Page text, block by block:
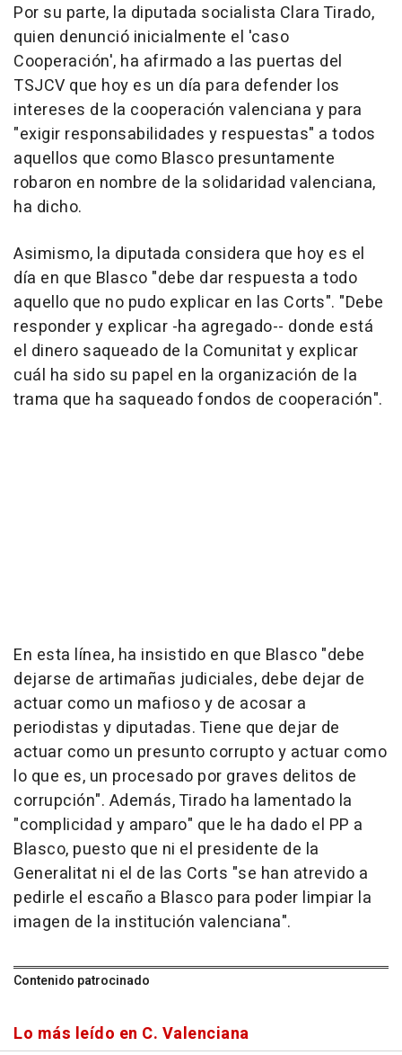
Por su parte, la diputada socialista Clara Tirado,
quien denunció inicialmente el 'caso
Cooperación', ha afirmado a las puertas del
TSJCV que hoy es un día para defender los
intereses de la cooperación valenciana y para
"exigir responsabilidades y respuestas" a todos
aquellos que como Blasco presuntamente
robaron en nombre de la solidaridad valenciana,
ha dicho.
Asimismo, la diputada considera que hoy es el
día en que Blasco "debe dar respuesta a todo
aquello que no pudo explicar en las Corts". "Debe
responder y explicar -ha agregado-- donde está
el dinero saqueado de la Comunitat y explicar
cuál ha sido su papel en la organización de la
trama que ha saqueado fondos de cooperación".
En esta línea, ha insistido en que Blasco "debe
dejarse de artimañas judiciales, debe dejar de
actuar como un mafioso y de acosar a
periodistas y diputadas. Tiene que dejar de
actuar como un presunto corrupto y actuar como
lo que es, un procesado por graves delitos de
corrupción". Además, Tirado ha lamentado la
"complicidad y amparo" que le ha dado el PP a
Blasco, puesto que ni el presidente de la
Generalitat ni el de las Corts "se han atrevido a
pedirle el escaño a Blasco para poder limpiar la
imagen de la institución valenciana".
Contenido patrocinado
Lo más leído en C. Valenciana